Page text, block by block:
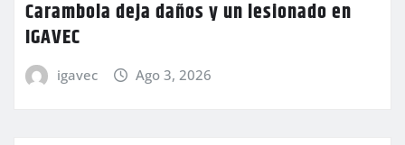
Carambola deja daños y un lesionado en
IGAVEC
igavec Ago 3, 2026